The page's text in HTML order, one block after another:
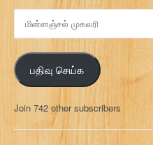
ன
ஞ்
ச
ல்
க
வ
பதிவு செய்க
Join 742 other subscribers